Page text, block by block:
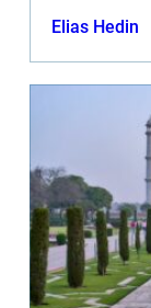
Elias Hedin